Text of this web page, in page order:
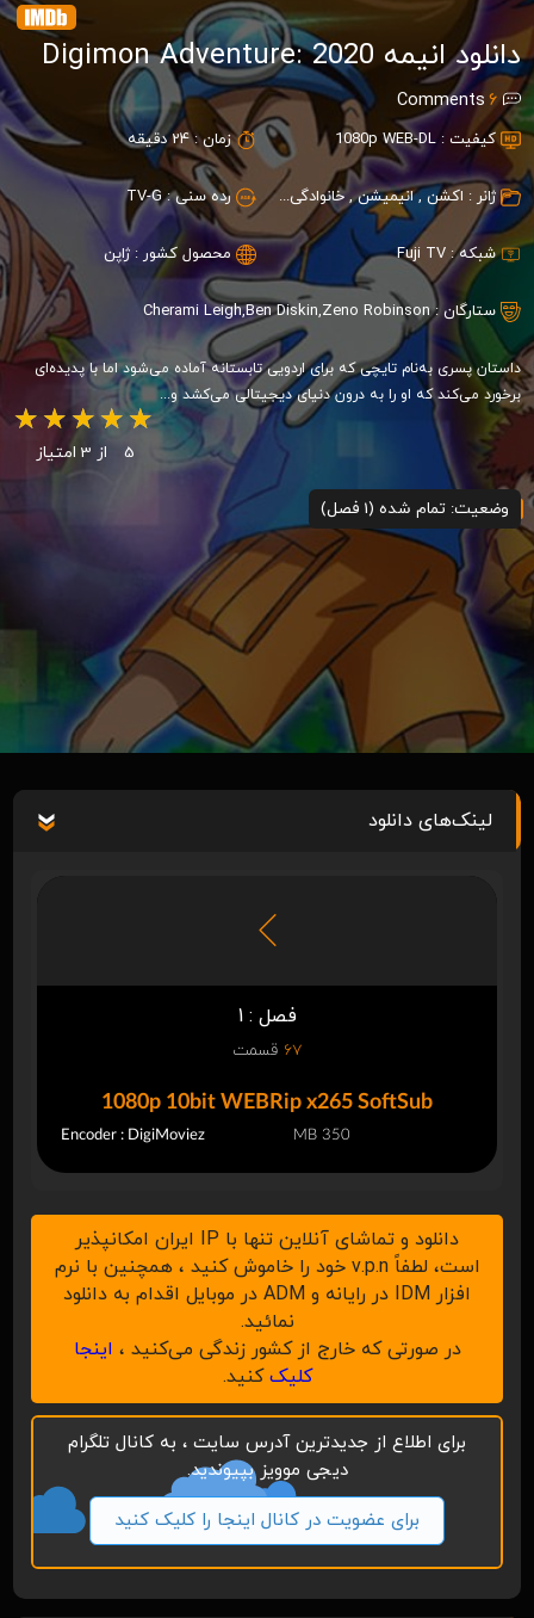
دانلود انیمه Digimon Adventure: 2020
6
Comments
کیفیت : 1080p WEB-DL زمان : 24 دقیقه
ژانر : اکشن,انیمیشن,خانوادگی,علمی تخیلی,فانتزی,ماجراجویی رده سنی : TV-G
شبکه : Fuji TV محصول کشور : ژاپن
ستارگان : Cherami Leigh,Ben Diskin,Zeno Robinson
داستان پسری به‌نام تایچی که برای اردویی تابستانه آماده می‌شود اما با پدیده‌ای
برخورد می‌کند که او را به درون دنیای دیجیتالی می‌کشد و...
5 از 3 امتیاز
وضعیت: تمام شده (1 فصل)
لینک‌های دانلود
فصل : 1
67 قسمت
1080p 10bit WEBRip x265 SoftSub
Encoder : DigiMoviez 350 MB
دانلود و تماشای آنلاین تنها با IP ایران امکانپذیر
است، لطفاً v.p.n خود را خاموش کنید ، همچنین با نرم
افزار IDM در رایانه و ADM در موبایل اقدام به دانلود
نمائید.
در صورتی که خارج از کشور زندگی می‌کنید ، اینجا
کلیککنید.
برای اطلاع از جدیدترین آدرس سایت ، به کانال تلگرام
دیجی موویز بپیوندید.
برای عضویت در کانال اینجا را کلیک کنید